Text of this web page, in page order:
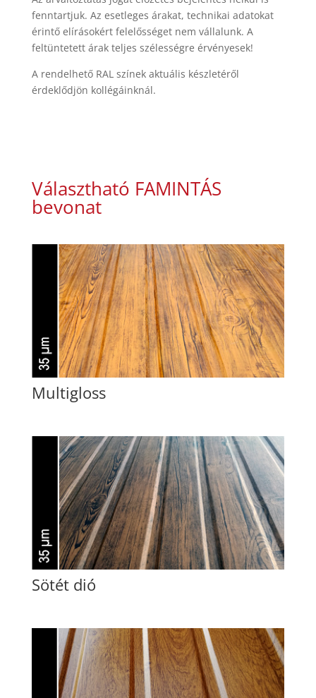
fenntartjuk. Az esetleges árakat, technikai adatokat
érintő elírásokért felelősséget nem vállalunk. A
feltüntetett árak teljes szélességre érvényesek!
A rendelhető RAL színek aktuális készletéről
érdeklődjön kollégáinknál.
Választható FAMINTÁS
bevonat
Multigloss
Sötét dió